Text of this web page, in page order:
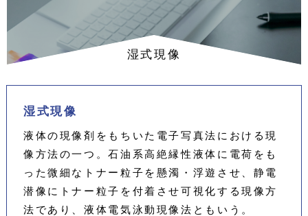
湿式現像
湿式現像
液体の現像剤をもちいた電子写真法における現
像方法の一つ。石油系高絶縁性液体に電荷をも
った微細なトナー粒子を懸濁・浮遊させ、静電
潜像にトナー粒子を付着させ可視化する現像方
法であり、液体電気泳動現像法ともいう。